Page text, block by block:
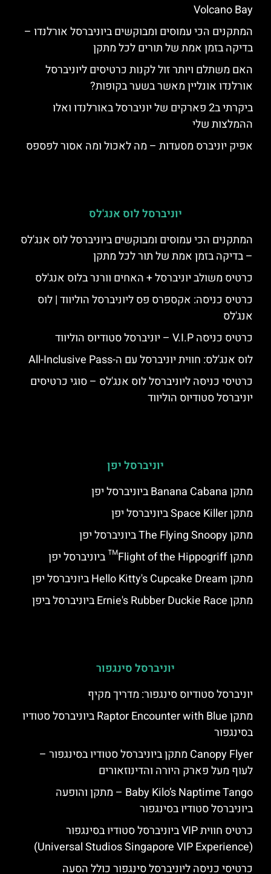
Volcano Bay
המתקנים הכי עמוסים ומבוקשים ביוניברסל אורלנדו –
בדיקה בזמן אמת של תורים לכל מתקן
האם משתלם ויותר זול לקנות כרטיסים ליוניברסל
אורלנדו אונליין מאשר בשער בקופות?
ביקרתי ב2 פארקים של יוניברסל באורלנדו ואלו
ההמלצות שלי
אפיק יוניברס מסעדות – מה לאכול ומה אסור לפספס
יוניברסל לוס אנג'לס
המתקנים הכי עמוסים ומבוקשים ביוניברסל לוס אנג'לס
– בדיקה בזמן אמת של תור לכל מתקן
כרטיס משולב יוניברסל + האחים וורנר בלוס אנג'לס
כרטיס כניסה: אקספרס פס ליוניברסל הוליווד | לוס
אנג'לס
כרטיס כניסה V.I.P – יוניברסל סטודיוס הוליווד
לוס אנג'לס: חווית יוניברסל עם ה-All-Inclusive Pass
כרטיסי כניסה ליוניברסל לוס אנג'לס – סוגי כרטיסים
יוניברסל סטודיוס הוליווד
יוניברסל יפן
מתקן Banana Cabana ביוניברסל יפן
מתקן Space Killer ביוניברסל יפן
מתקן The Flying Snoopy ביוניברסל יפן
מתקן Flight of the Hippogriff™ ביוניברסל יפן
מתקן Hello Kitty's Cupcake Dream ביוניברסל יפן
מתקן Ernie's Rubber Duckie Race ביוניברסל ביפן
יוניברסל סינגפור
יוניברסל סטודיוס סינגפור: מדריך מקיף
מתקן Raptor Encounter with Blue ביוניברסל סטודיו
בסינגפור
Canopy Flyer מתקן ביוניברסל סטודיו בסינגפור –
לעוף מעל פארק היורה והדינוזאורים
Baby Kilo’s Naptime Tango – מתקן והופעה
ביוניברסל סטודיו בסינגפור
כרטיס חווית VIP ביוניברסל סטודיו בסינגפור
(Universal Studios Singapore VIP Experience)
כרטיסי כניסה ליוניברסל סינגפור כולל הסעה